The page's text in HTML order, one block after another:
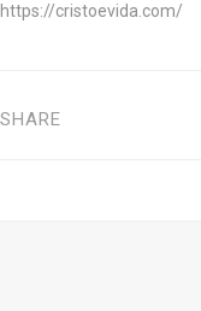
https://cristoevida.com/
SHARE